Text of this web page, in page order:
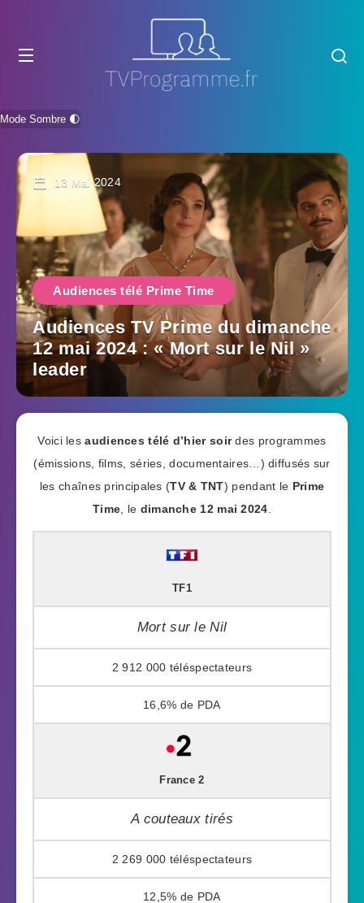
Mode Sombre 🌓
13 Mai 2024
Audiences télé Prime Time
Audiences TV Prime du dimanche
12 mai 2024 : « Mort sur le Nil »
leader
Voici lesaudiences télé d’hier soirdes programmes
(émissions, films, séries, documentaires…) diffusés sur
les chaînes principales (TV & TNT) pendant le Prime
Time , le dimanche 12 mai 2024
TF1
Mort sur le Nil
2 912 000
16,6%
France 2
A couteaux tirés
2 269 000
12,5%